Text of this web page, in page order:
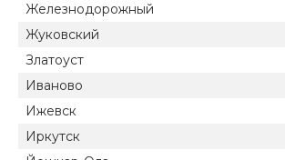
Железнодорожный
Жуковский
Златоуст
Иваново
Ижевск
Иркутск